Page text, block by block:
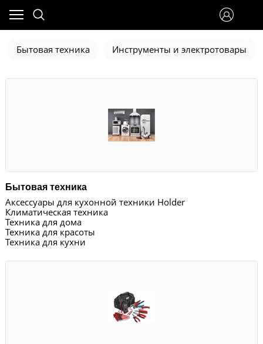
Бытовая техника Инструменты и электротовары
Бытовая техника
Аксессуары для кухонной техники Holder
Климатическая техника
Техника для дома
Техника для красоты
Техника для кухни